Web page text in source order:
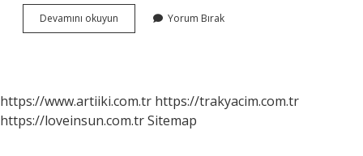
Devamını okuyun
Tene
Yorum Bırak
https://www.artiiki.com.tr https://trakyacim.com.tr
https://loveinsun.com.trSitemap